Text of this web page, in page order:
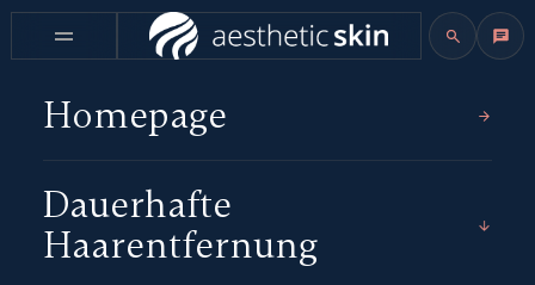
Homepage
Dauerhafte
Haarentfernung